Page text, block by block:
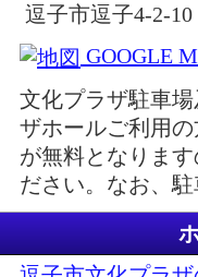
逗子市逗子4-2-10
GOOGLE
文化プラザ駐車
ザホールご利用
が無料となりま
ださい。なお、